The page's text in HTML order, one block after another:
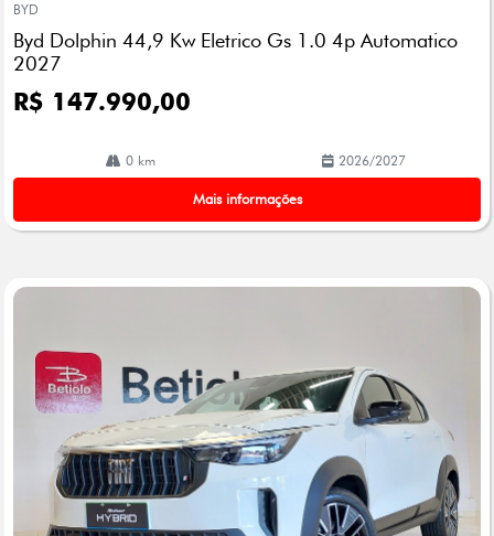
arti
lhe
BYD
Byd Dolphin 44,9 Kw Eletrico Gs 1.0 4p Automatico
2027
R$ 147.990,00
0 km 2026/2027
Mais informações